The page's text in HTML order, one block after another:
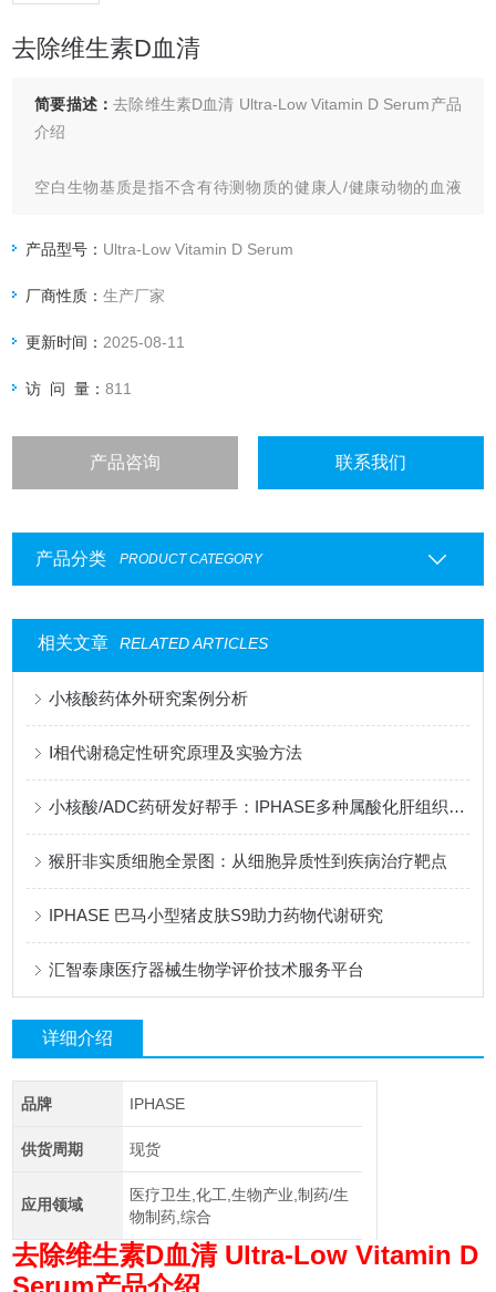
去除维生素D血清
简要描述：去除维生素D血清 Ultra-Low Vitamin D Serum产品
介绍
空白生物基质是指不含有待测物质的健康人/健康动物的血液
精液、组织液、脑脊液等），排泄物（尿液、粪便、肠道内容
质，统称为空白生物基质。
产品型号： Ultra-Low Vitamin D Serum
厂商性质：生产厂家
更新时间： 2025-08-11
访 问 量：811
产品咨询 联系我们
产品分类 PRODUCT CATEGORY
相关文章 RELATED ARTICLES
小核酸药体外研究案例分析
Ⅰ相代谢稳定性研究原理及实验方法
小核酸/ADC药研发好帮手：IPHASE多种属酸化肝组织匀浆
猴肝非实质细胞全景图：从细胞异质性到疾病治疗靶点
IPHASE 巴马小型猪皮肤S9助力药物代谢研究
汇智泰康医疗器械生物学评价技术服务平台
详细介绍
品牌 IPHASE
供货周期 现货
应用领域
医疗卫生,化工,生物产业,制药/生
物制药,综合
去除维生素D血清Ultra-Low Vitamin D
Serum产品介绍